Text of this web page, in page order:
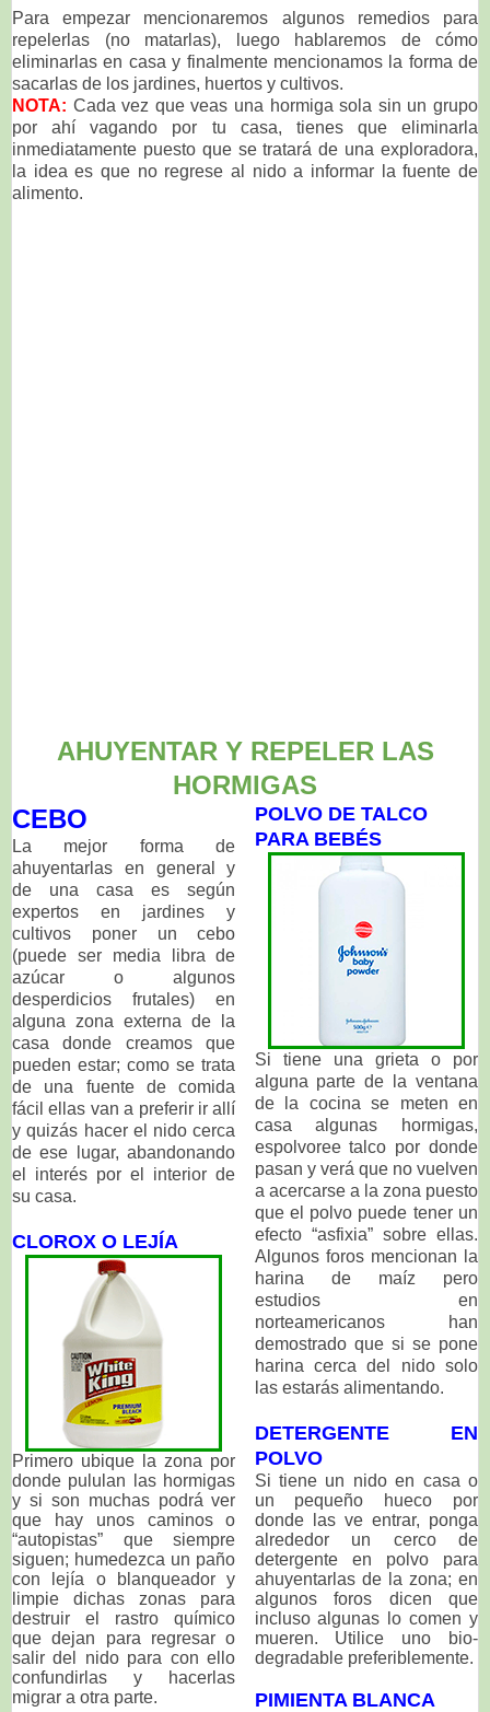
Para empezar mencionaremos algunos remedios para
repelerlas (no matarlas), luego hablaremos de cómo
eliminarlas en casa y finalmente mencionamos la forma de
sacarlas de los jardines, huertos y cultivos.
NOTA: Cada vez que veas una hormiga sola sin un grupo
por ahí vagando por tu casa, tienes que eliminarla
inmediatamente puesto que se tratará de una exploradora,
la idea es que no regrese al nido a informar la fuente de
alimento.
AHUYENTAR Y REPELER LAS
HORMIGAS
CEBO
La mejor forma de
ahuyentarlas en general y
de una casa es según
expertos en jardines y
cultivos poner un cebo
(puede ser media libra de
azúcar o algunos
desperdicios frutales) en
alguna zona externa de la
casa donde creamos que
pueden estar; como se trata
de una fuente de comida
fácil ellas van a preferir ir allí
y quizás hacer el nido cerca
de ese lugar, abandonando
el interés por el interior de
su casa.
CLOROX O LEJÍA
Primero ubique la zona por
donde pululan las hormigas
y si son muchas podrá ver
que hay unos caminos o
“autopistas” que siempre
siguen; humedezca un paño
con lejía o blanqueador y
limpie dichas zonas para
destruir el rastro químico
que dejan para regresar o
salir del nido para con ello
confundirlas y hacerlas
migrar a otra parte.
POLVO DE TALCO
PARA BEBÉS
Si tiene una grieta o por
alguna parte de la ventana
de la cocina se meten en
casa algunas hormigas,
espolvoree talco por donde
pasan y verá que no vuelven
a acercarse a la zona puesto
que el polvo puede tener un
efecto “asfixia” sobre ellas.
Algunos foros mencionan la
harina de maíz pero
estudios en
norteamericanos han
demostrado que si se pone
harina cerca del nido solo
las estarás alimentando.
DETERGENTE EN
POLVO
Si tiene un nido en casa o
un pequeño hueco por
donde las ve entrar, ponga
alrededor un cerco de
detergente en polvo para
ahuyentarlas de la zona; en
algunos foros dicen que
incluso algunas lo comen y
mueren. Utilice uno bio-
degradable preferiblemente.
PIMIENTA BLANCA